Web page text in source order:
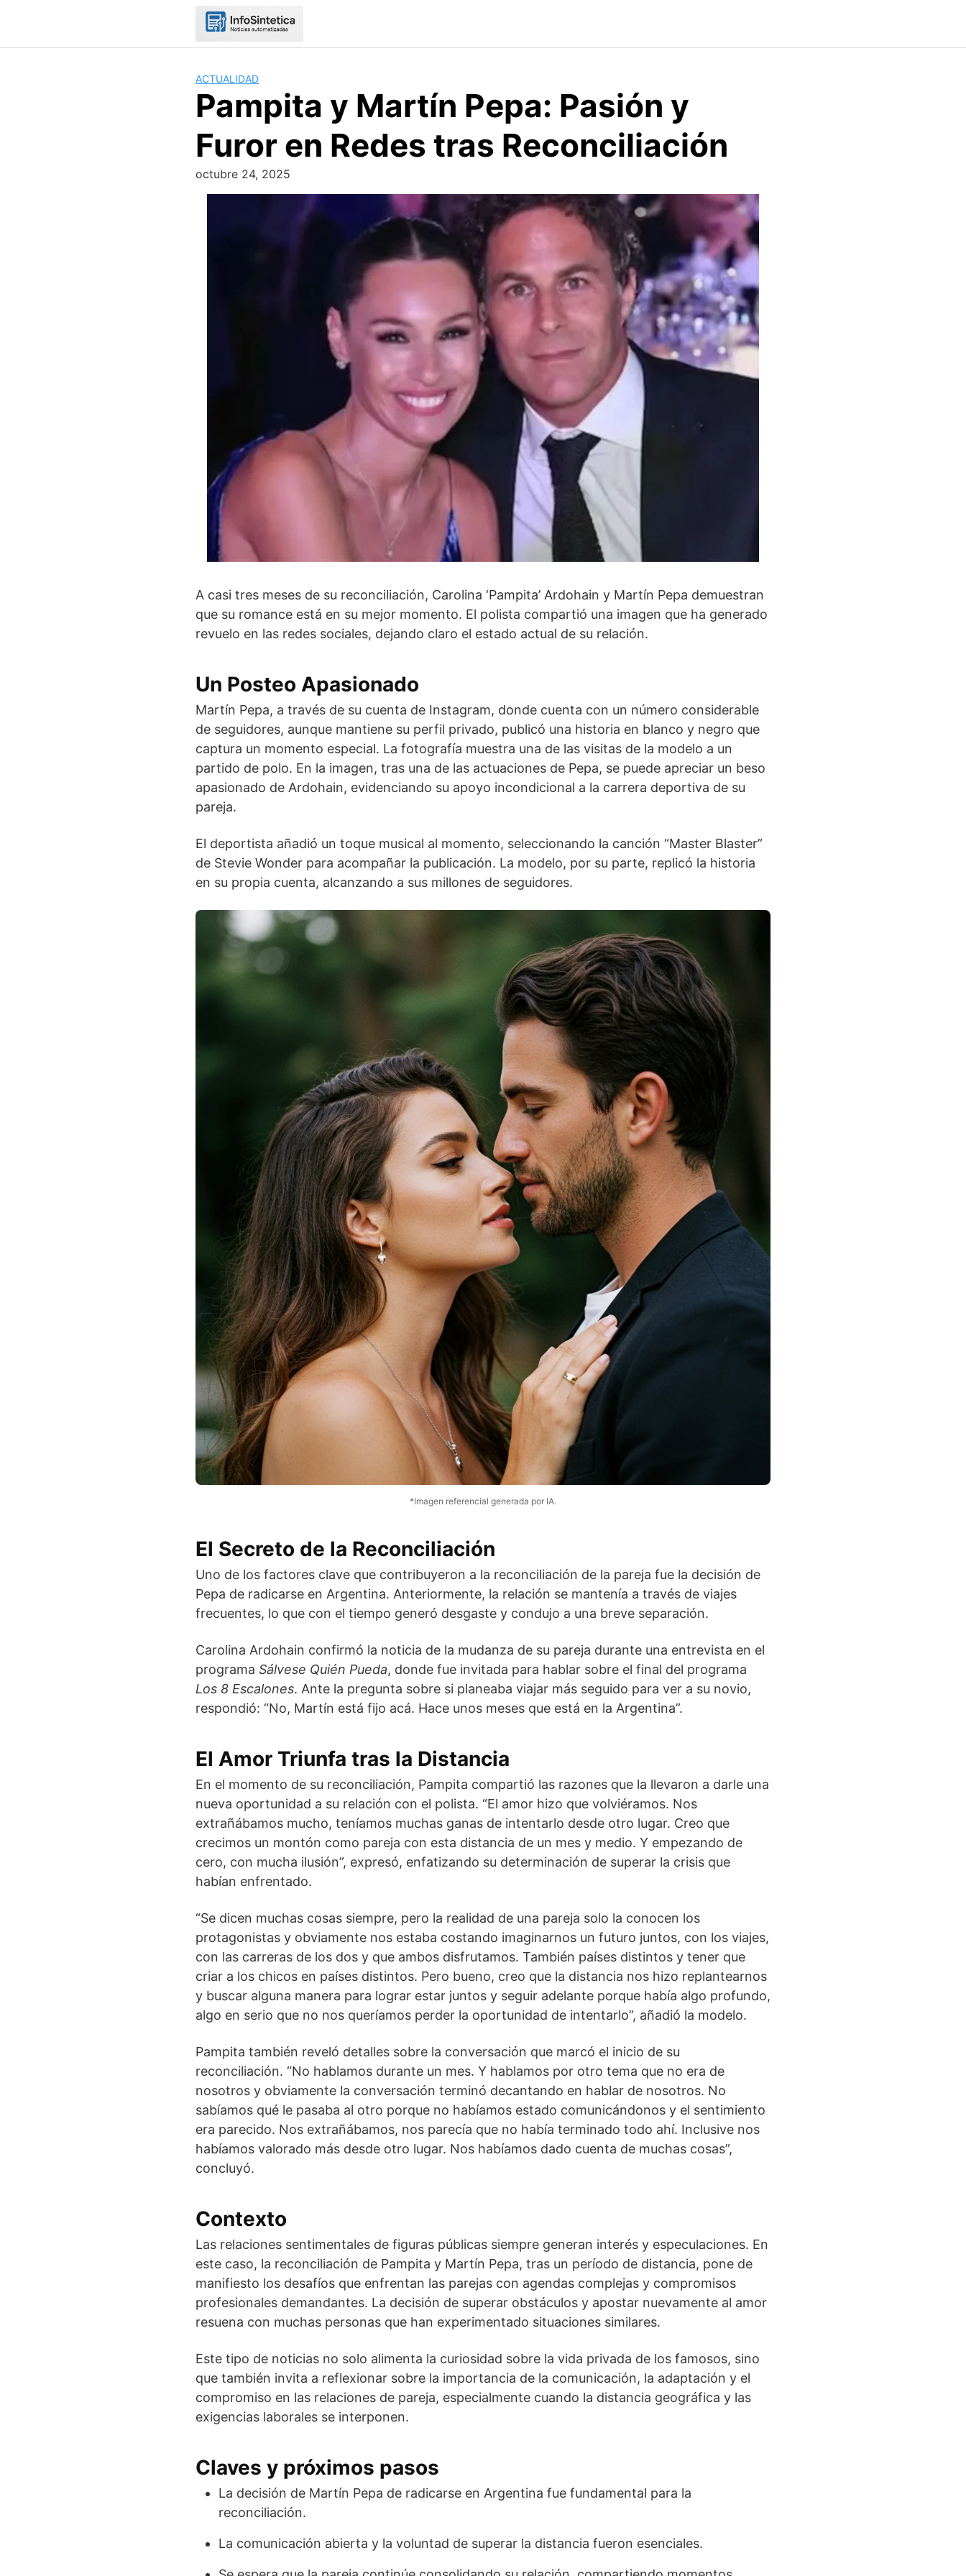
ACTUALIDAD
Pampita y Martín Pepa: Pasión y
Furor en Redes tras Reconciliación
octubre 24, 2025
A casi tres meses de su reconciliación, Carolina ‘Pampita’ Ardohain y Martín Pepa demuestran
que su romance está en su mejor momento. El polista compartió una imagen que ha generado
revuelo en las redes sociales, dejando claro el estado actual de su relación.
Un Posteo Apasionado
Martín Pepa, a través de su cuenta de Instagram, donde cuenta con un número considerable
de seguidores, aunque mantiene su perfil privado, publicó una historia en blanco y negro que
captura un momento especial. La fotografía muestra una de las visitas de la modelo a un
partido de polo. En la imagen, tras una de las actuaciones de Pepa, se puede apreciar un beso
apasionado de Ardohain, evidenciando su apoyo incondicional a la carrera deportiva de su
pareja.
El deportista añadió un toque musical al momento, seleccionando la canción “Master Blaster”
de Stevie Wonder para acompañar la publicación. La modelo, por su parte, replicó la historia
en su propia cuenta, alcanzando a sus millones de seguidores.
*Imagen referencial generada por IA.
El Secreto de la Reconciliación
Uno de los factores clave que contribuyeron a la reconciliación de la pareja fue la decisión de
Pepa de radicarse en Argentina. Anteriormente, la relación se mantenía a través de viajes
frecuentes, lo que con el tiempo generó desgaste y condujo a una breve separación.
Carolina Ardohain confirmó la noticia de la mudanza de su pareja durante una entrevista en el
programa Sálvese Quién Pueda, donde fue invitada para hablar sobre el final del programa
Los 8 Escalones. Ante la pregunta sobre si planeaba viajar más seguido para ver a su novio,
respondió: “No, Martín está fijo acá. Hace unos meses que está en la Argentina”.
El Amor Triunfa tras la Distancia
En el momento de su reconciliación, Pampita compartió las razones que la llevaron a darle una
nueva oportunidad a su relación con el polista. “El amor hizo que volviéramos. Nos
extrañábamos mucho, teníamos muchas ganas de intentarlo desde otro lugar. Creo que
crecimos un montón como pareja con esta distancia de un mes y medio. Y empezando de
cero, con mucha ilusión”, expresó, enfatizando su determinación de superar la crisis que
habían enfrentado.
“Se dicen muchas cosas siempre, pero la realidad de una pareja solo la conocen los
protagonistas y obviamente nos estaba costando imaginarnos un futuro juntos, con los viajes,
con las carreras de los dos y que ambos disfrutamos. También países distintos y tener que
criar a los chicos en países distintos. Pero bueno, creo que la distancia nos hizo replantearnos
y buscar alguna manera para lograr estar juntos y seguir adelante porque había algo profundo,
algo en serio que no nos queríamos perder la oportunidad de intentarlo”, añadió la modelo.
Pampita también reveló detalles sobre la conversación que marcó el inicio de su
reconciliación. “No hablamos durante un mes. Y hablamos por otro tema que no era de
nosotros y obviamente la conversación terminó decantando en hablar de nosotros. No
sabíamos qué le pasaba al otro porque no habíamos estado comunicándonos y el sentimiento
era parecido. Nos extrañábamos, nos parecía que no había terminado todo ahí. Inclusive nos
habíamos valorado más desde otro lugar. Nos habíamos dado cuenta de muchas cosas”,
concluyó.
Contexto
Las relaciones sentimentales de figuras públicas siempre generan interés y especulaciones. En
este caso, la reconciliación de Pampita y Martín Pepa, tras un período de distancia, pone de
manifiesto los desafíos que enfrentan las parejas con agendas complejas y compromisos
profesionales demandantes. La decisión de superar obstáculos y apostar nuevamente al amor
resuena con muchas personas que han experimentado situaciones similares.
Este tipo de noticias no solo alimenta la curiosidad sobre la vida privada de los famosos, sino
que también invita a reflexionar sobre la importancia de la comunicación, la adaptación y el
compromiso en las relaciones de pareja, especialmente cuando la distancia geográfica y las
exigencias laborales se interponen.
Claves y próximos pasos
La decisión de Martín Pepa de radicarse en Argentina fue fundamental para la
reconciliación.
La comunicación abierta y la voluntad de superar la distancia fueron esenciales.